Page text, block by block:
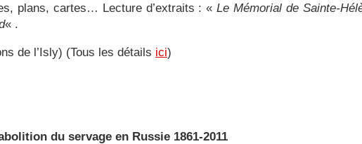
plans, cartes… Lecture d’extraits : «Le Mémorial de Sainte-
« .
de l’Isly) (Tous les détails ici)
du servage en Russie 1861-2011